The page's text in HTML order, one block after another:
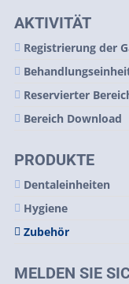
AKTIVITÄT
Registrierung der
Reservierter
Bereich Download
PRODUKTE
Dentaleinheiten
Hygiene
Zubehör
MELDEN SIE